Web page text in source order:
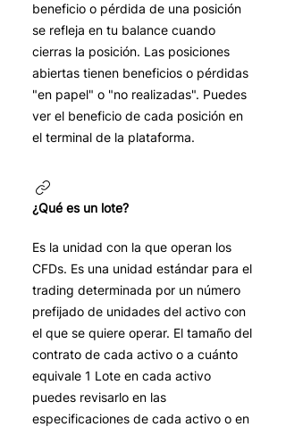
beneficio o pérdida de una posición
se refleja en tu balance cuando
cierras la posición. Las posiciones
abiertas tienen beneficios o pérdidas
"en papel" o "no realizadas". Puedes
ver el beneficio de cada posición en
el terminal de la plataforma.
¿Qué es un lote?
Es la unidad con la que operan los
CFDs. Es una unidad estándar para el
trading determinada por un número
prefijado de unidades del activo con
el que se quiere operar. El tamaño del
contrato de cada activo o a cuánto
equivale 1 Lote en cada activo
puedes revisarlo en las
especificaciones de cada activo o en